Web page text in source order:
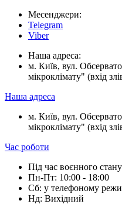
Месенджери:
Telegram
Viber
Наша адреса:
м. Київ, вул.
мікроклімату" (вхід
Наша адреса
м. Київ, вул.
мікроклімату" (вхід
Час роботи
Під час воєнного
Пн-Пт: 10:00 - 18:00
Сб: у телефоному
Нд: Вихідний